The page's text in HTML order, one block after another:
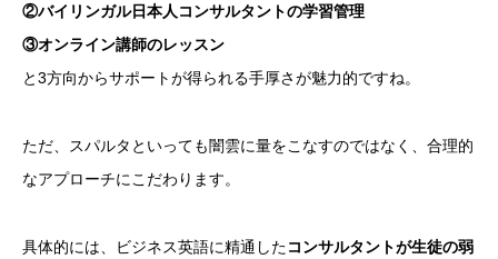
②バイリンガル日本人コンサルタントの学習管理
③オンライン講師のレッスン
と3方向からサポートが得られる手厚さが魅力的ですね。
ただ、スパルタといっても闇雲に量をこなすのではなく、合理的
なアプローチにこだわります。
具体的には、ビジネス英語に精通したコンサルタントが生徒の弱